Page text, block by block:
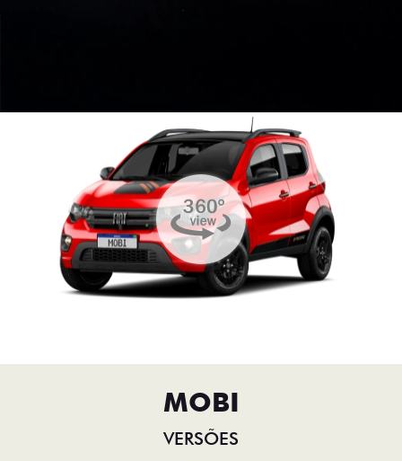
MOBI
VERSÕES